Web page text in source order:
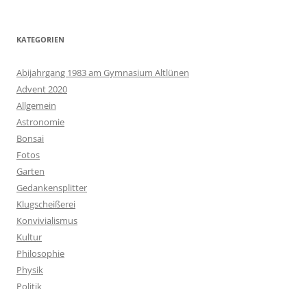
KATEGORIEN
Abijahrgang 1983 am Gymnasium Altlünen
Advent 2020
Allgemein
Astronomie
Bonsai
Fotos
Garten
Gedankensplitter
Klugscheißerei
Konvivialismus
Kultur
Philosophie
Physik
Politik